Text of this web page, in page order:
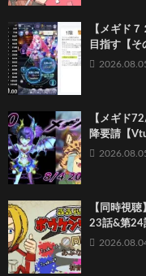
【メギド
目指す【そ
【メギド
降要請【
【同時視
23話&第24